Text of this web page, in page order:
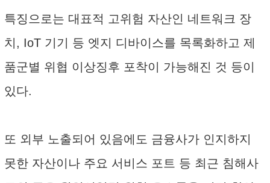
특징으로는 대표적 고위험 자산인 네트워크 장
치, IoT 기기 등 엣지 디바이스를 목록화하고 제
품군별 위협 이상징후 포착이 가능해진 것 등이
있다.
또 외부 노출되어 있음에도 금융사가 인지하지
못한 자산이나 주요 서비스 포트 등 최근 침해사